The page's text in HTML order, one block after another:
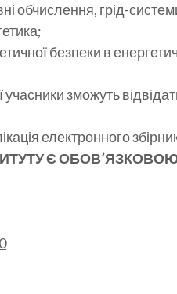
обчислення, грід-
безпеки в
зможуть
електронного
Є